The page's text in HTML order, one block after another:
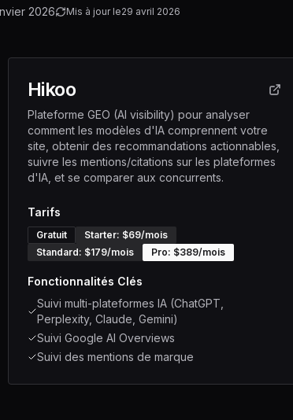
2026 Mis à jour le29 avril 2026
Hikoo
Plateforme GEO (AI visibility) pour analyser
comment les modèles d'IA comprennent votre
site, obtenir des recommandations actionnables,
suivre les mentions/citations sur les plateformes
d'IA, et se comparer aux concurrents.
Tarifs
Gratuit Starter: $69/mois
Standard: $179/mois Pro: $389/mois
Fonctionnalités Clés
Suivi multi-plateformes IA (ChatGPT,
Perplexity, Claude, Gemini)
Suivi Google AI Overviews
Suivi des mentions de marque